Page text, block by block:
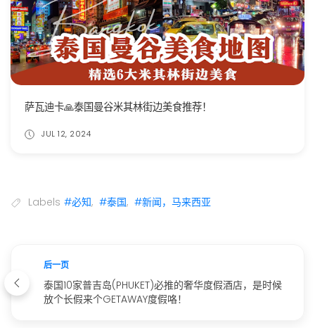
萨瓦迪卡🙏泰国曼谷米其林街边美食推荐！
JUL 12, 2024
Labels #必知, #泰国, #新闻，马来西亚
后一页
泰国10家普吉岛(PHUKET)必推的奢华度假酒店，是时候
放个长假来个GETAWAY度假咯！